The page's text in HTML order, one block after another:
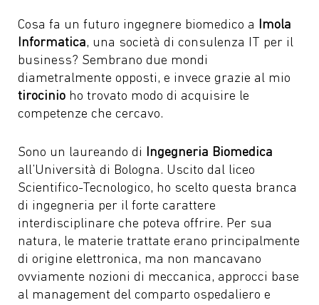
Cosa fa un futuro ingegnere biomedico a Imola
Informatica, una società di consulenza IT per il
business? Sembrano due mondi
diametralmente opposti, e invece grazie al mio
tirocinio ho trovato modo di acquisire le
competenze che cercavo.
Sono un laureando di Ingegneria Biomedica
all’Università di Bologna. Uscito dal liceo
Scientifico-Tecnologico, ho scelto questa branca
di ingegneria per il forte carattere
interdisciplinare che poteva offrire. Per sua
natura, le materie trattate erano principalmente
di origine elettronica, ma non mancavano
ovviamente nozioni di meccanica, approcci base
al management del comparto ospedaliero e